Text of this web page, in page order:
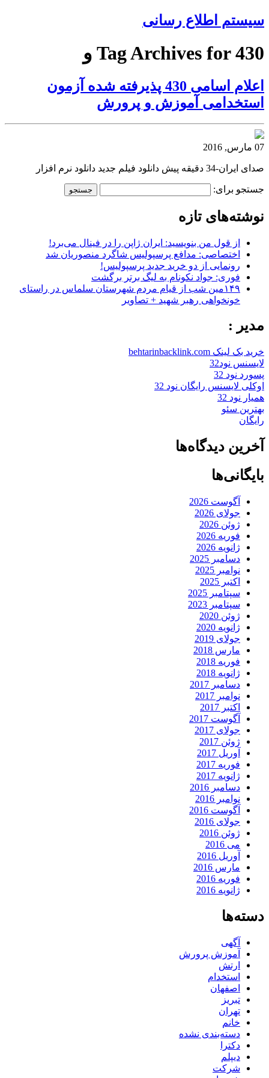
سیستم اطلاع رسانی
Tag Archives for 430 و
اعلام اسامی 430 پذیرفته شده آزمون
استخدامی آموزش و پرورش
07 مارس, 2016
صدای ایران-34 دقیقه پیش دانلود فیلم جدید دانلود نرم افزار
جستجو برای:
نوشته‌های تازه
از قول من بنویسید: ایران ژاپن را در فینال می‌برد!
اختصاصی: مدافع پرسپولیس شاگرد منصوریان شد
رونمایی از دو خرید جدید پرسپولیس!
فوری: جواد نکونام به لیگ برتر برگشت
۱۴۹مین شب از قیام مردم شهرستان سلماس در راستای
خونخواهی رهبر شهید + تصاویر
مدیر :
خرید بک لینک behtarinbacklink.com
لایسنس نود32
پسورد نود 32
اوکلی لایسنس رایگان نود 32
همیار نود 32
بهترین سئو
رایگان
آخرین دیدگاه‌ها
بایگانی‌ها
آگوست 2026
جولای 2026
ژوئن 2026
فوریه 2026
ژانویه 2026
دسامبر 2025
نوامبر 2025
اکتبر 2025
سپتامبر 2025
سپتامبر 2023
ژوئن 2020
ژانویه 2020
جولای 2019
مارس 2018
فوریه 2018
ژانویه 2018
دسامبر 2017
نوامبر 2017
اکتبر 2017
آگوست 2017
جولای 2017
ژوئن 2017
آوریل 2017
فوریه 2017
ژانویه 2017
دسامبر 2016
نوامبر 2016
آگوست 2016
جولای 2016
ژوئن 2016
می 2016
آوریل 2016
مارس 2016
فوریه 2016
ژانویه 2016
دسته‌ها
آگهی
آموزش پرورش
ارتش
استخدام
اصفهان
تبریز
تهران
خانم
دسته‌بندی نشده
دکترا
دیپلم
شرکت